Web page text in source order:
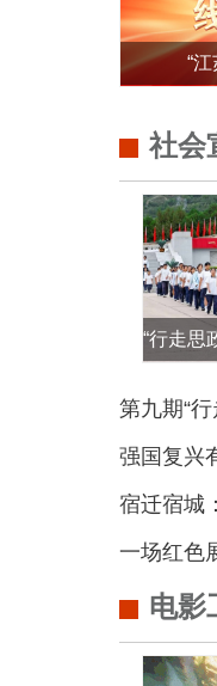
“
社会
“行走思
第九期“
强国复兴
宿迁宿城
一场红色
电影